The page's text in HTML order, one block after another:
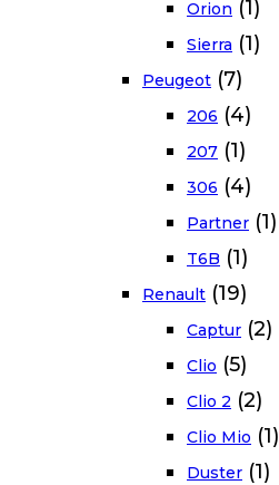
Orion (1)
Sierra (1)
Peugeot (7)
206 (4)
207 (1)
306 (4)
Partner (1)
T6B (1)
Renault (19)
Captur (2)
Clio (5)
Clio 2 (2)
Clio Mio (1)
Duster (1)